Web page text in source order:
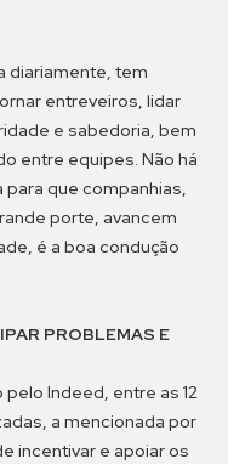
diariamente, tem
entreveiros, lidar
e sabedoria, bem
entre equipes. Não há
que companhias,
porte, avancem
é a boa condução
PROBLEMAS E
Indeed, entre as 12
a mencionada por
incentivar e apoiar os